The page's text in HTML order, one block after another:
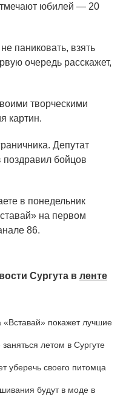
юбилей — 20
паниковать, взять
очередь расскажет,
творческими
картин.
Депутат
бойцов
в понедельник
» на первом
86.
Сургута в ленте
покажет лучшие
летом в Сургуте
уберечь своего питомца
будут в моде в